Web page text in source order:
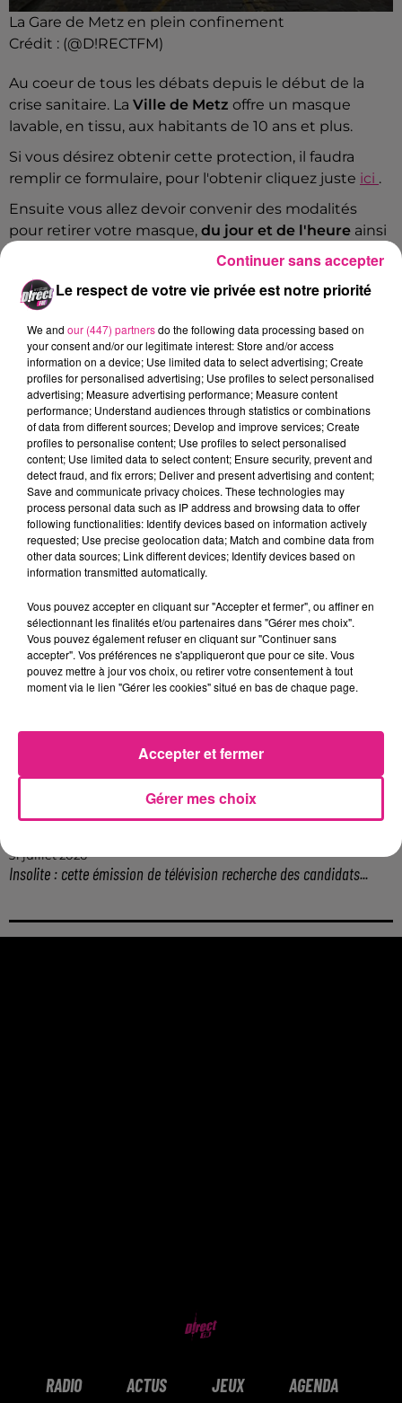
La Gare de Metz en plein confinement
Crédit : (@D!RECTFM)
Au coeur de tous les débats depuis le début de la
crise sanitaire. La Ville de Metz offre un masque
lavable, en tissu, aux habitants de 10 ans et plus.
Si vous désirez obtenir cette protection, il faudra
remplir ce formulaire, pour l'obtenir cliquez juste ici .
Ensuite vous allez devoir convenir des modalités
pour retirer votre masque, du jour et de l'heure ainsi
que le lieu de retrait des masques.
POUR RETIRER VOTRE MASQUE:
bon de retrait
présenter sur votre téléphone. N'oubliez pas une
pièce d’identitéet votre justificatif de domicile.
Un envoi postal reste possible pour toutes les
personnes ne pouvant pas se déplacer.
Les personnes n’ayant pas d’accès à Internet
peuvent contacter Allo Mairie par téléphone, au0
800 891 891, pour recevoir leur masque.
FIL ACTUS
6 août 2026
Metz : une distribution de lunette gratuite pour voir l’éclipse
5 août 2026
Casting de Woof : l'Euro-Métropole de Metz part à la recherche de...
4 août 2026
Officiel : Gauthier Hein quitte le FC Metz pour l'OGC Nice
4 août 2026
4 août 2026
Eclipse Solaire du 12 août : où voir ce phénomène en Lorraine ?
31 juillet 2026
Chalets de Noël solidaires : la ville de Metz lance un appel à...
31 juillet 2026
Insolite : cette émission de télévision recherche des candidats...
RADIO ACTUS JEUX AGENDA
Le respect de votre vie privée est notre priorité
We and our (447) partnersdo the following data processing based on
your consent and/or our legitimate interest: Store and/or access
information on a device; Use limited data to select advertising; Create
profiles for personalised advertising; Use profiles to select personalised
advertising; Measure advertising performance; Measure content
performance; Understand audiences through statistics or combinations
of data from different sources; Develop and improve services; Create
profiles to personalise content; Use profiles to select personalised
content; Use limited data to select content; Ensure security, prevent and
detect fraud, and fix errors; Deliver and present advertising and content;
Save and communicate privacy choices. These technologies may
process personal data such as IP address and browsing data to offer
following functionalities: Identify devices based on information actively
requested; Use precise geolocation data; Match and combine data from
other data sources; Link different devices; Identify devices based on
information transmitted automatically.
Vous pouvez accepter en cliquant sur "Accepter et fermer", ou affiner en
sélectionnant les finalités et/ou partenaires dans "Gérer mes choix".
Vous pouvez également refuser en cliquant sur "Continuer sans
accepter". Vos préférences ne s'appliqueront que pour ce site. Vous
pouvez mettre à jour vos choix, ou retirer votre consentement à tout
moment via le lien "Gérer les cookies" situé en bas de chaque page.
Gérer mes choix
Accepter et fermer
Continuer sans accepter